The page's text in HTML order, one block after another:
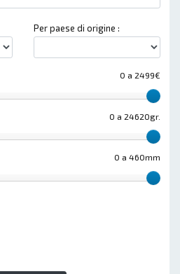
Per paese di origine :
0 a 2499€
0 a 24620gr.
0 a 460mm